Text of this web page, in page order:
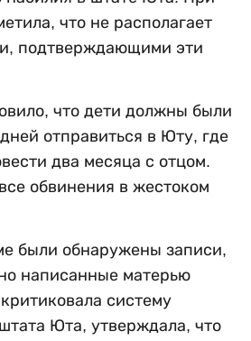
что не располагает
подтверждающими эти
что дети должны были
отправиться в Юту, где
два месяца с отцом.
обвинения в жестоком
были обнаружены записи,
написанные матерью
систему
Юта, утверждала, что